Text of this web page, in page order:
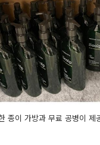
종이 가방과 무료 공병이